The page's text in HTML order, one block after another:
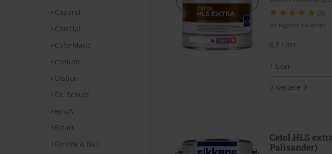
Caparol
ChicUp!
ColorMatic
conluto
Disbon
Dr. Schutz
einzA
Erfurt
Farrow & Ball
(3)
Verfügbare Varianten
0,5 Liter
1 Liter
3 weitere
Cetol HLS
Palisander)